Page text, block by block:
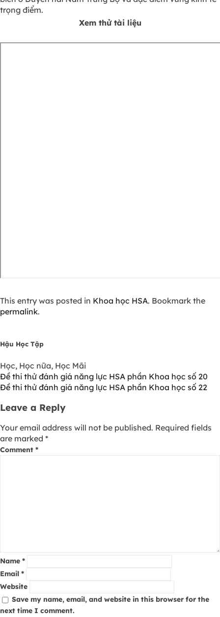
trọng điểm.
Xem thử tài liệu
This entry was posted in Khoa học HSA. Bookmark the
permalink.
Hậu Học Tập
Học, Học nữa, Học Mãi
Đề thi thử đánh giá năng lực HSA phần Khoa học số 20
Đề thi thử đánh giá năng lực HSA phần Khoa học số 22
Leave a Reply
Your email address will not be published. Required fields
are marked *
Comment *
Name *
Email *
Website
Save my name, email, and website in this browser for the
next time I comment.